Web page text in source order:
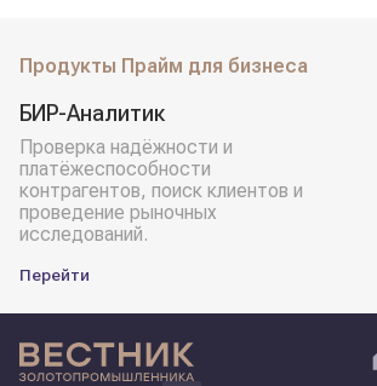
Продукты Прайм для бизнеса
БИР-Аналитик
Проверка надёжности и
платёжеспособности
контрагентов, поиск клиентов и
проведение рыночных
исследований.
Перейти